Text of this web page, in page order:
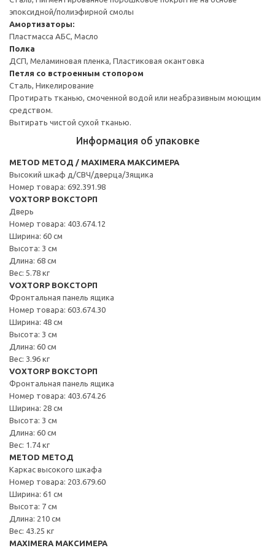
эпоксидной/полиэфирной смолы
Амортизаторы:
Пластмасса АБС, Масло
Полка
ДСП, Меламиновая пленка, Пластиковая окантовка
Петля со встроенным стопором
Сталь, Никелирование
Протирать тканью, смоченной водой или неабразивным моющим
средством.
Вытирать чистой сухой тканью.
Информация об упаковке
METOD МЕТОД / MAXIMERA МАКСИМЕРА
Высокий шкаф д/СВЧ/дверца/3ящика
Номер товара: 692.391.98
VOXTORP ВОКСТОРП
Дверь
Номер товара: 403.674.12
Ширина: 60 см
Высота: 3 см
Длина: 68 см
Вес: 5.78 кг
VOXTORP ВОКСТОРП
Фронтальная панель ящика
Номер товара: 603.674.30
Ширина: 48 см
Высота: 3 см
Длина: 60 см
Вес: 3.96 кг
VOXTORP ВОКСТОРП
Фронтальная панель ящика
Номер товара: 403.674.26
Ширина: 28 см
Высота: 3 см
Длина: 60 см
Вес: 1.74 кг
METOD МЕТОД
Каркас высокого шкафа
Номер товара: 203.679.60
Ширина: 61 см
Высота: 7 см
Длина: 210 см
Вес: 43.25 кг
MAXIMERA МАКСИМЕРА